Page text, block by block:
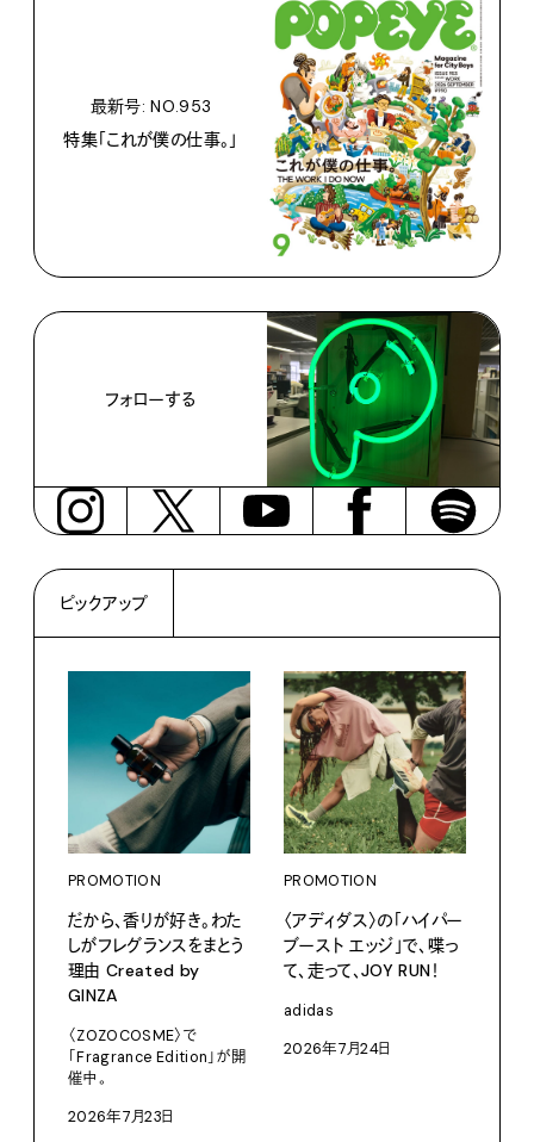
最新号: NO.953
特集「これが僕の仕事。」
フォローする
ピックアップ
PROMOTION
だから、香りが好き。わた
しがフレグランスをまとう
理由 Created by
GINZA
〈ZOZOCOSME〉で
「Fragrance Edition」が開
催中。
2026年7月23日
PROMOTION
〈アディダス〉の「ハイパー
ブースト エッジ」で、喋っ
て、走って、JOY RUN！
adidas
2026年7月24日